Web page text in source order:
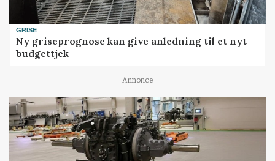
GRISE
Ny griseprognose kan give anledning til et nyt
budgettjek
Annonce